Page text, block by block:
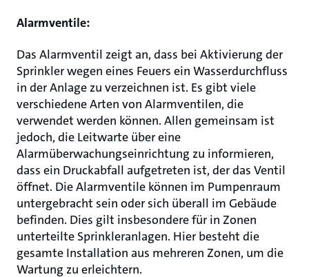
Alarmventile:
Das Alarmventil zeigt an, dass bei Aktivierung der
Sprinkler wegen eines Feuers ein Wasserdurchfluss
in der Anlage zu verzeichnen ist. Es gibt viele
verschiedene Arten von Alarmventilen, die
verwendet werden können. Allen gemeinsam ist
jedoch, die Leitwarte über eine
Alarmüberwachungseinrichtung zu informieren,
dass ein Druckabfall aufgetreten ist, der das Ventil
öffnet. Die Alarmventile können im Pumpenraum
untergebracht sein oder sich überall im Gebäude
befinden. Dies gilt insbesondere für in Zonen
unterteilte Sprinkleranlagen. Hier besteht die
gesamte Installation aus mehreren Zonen, um die
Wartung zu erleichtern.